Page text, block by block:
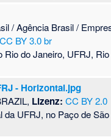
/ Agência Brasil /
CC BY 3.0 br
Rio do Janeiro, UFRJ,
- Horizontal.jpg
Lizenz: CC BY 2.0
da UFRJ, no Paço de